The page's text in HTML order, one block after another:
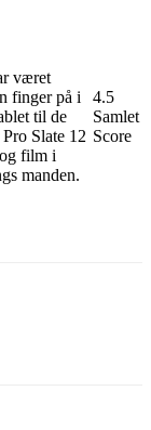
været
finger på i
til de
Slate 12
film i
manden.
4.5
Samlet
Score